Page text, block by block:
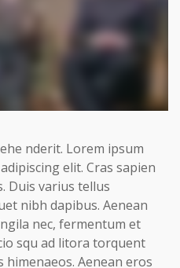
nderit. Lorem ipsum
elit. Cras sapien
Duis varius tellus
nibh dapibus. Aenean
nec, fermentum et
squ ad litora torquent
Aenean eros